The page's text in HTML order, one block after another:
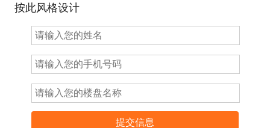
按此风格设计
提交信息